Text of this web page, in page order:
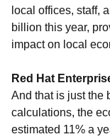
local offices, staff,
billion this year,
impact on local
Red Hat
And that is just the
calculations, the
estimated 11% a